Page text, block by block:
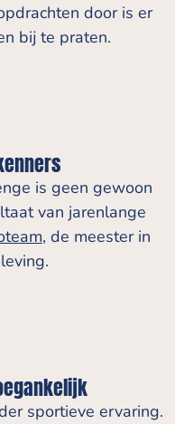
door is er
bij te praten.
is geen gewoon
van jarenlange
, de meester in
sportieve ervaring.